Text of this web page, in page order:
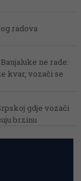
radova
ne rade:
kvar, vozači se
gdje vozači
brzinu